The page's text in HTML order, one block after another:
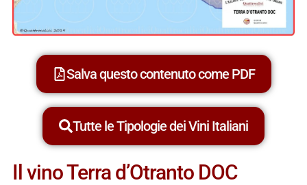
Salva questo contenuto come PDF
Tutte le Tipologie dei Vini Italiani
Il vino Terra d’Otranto DOC